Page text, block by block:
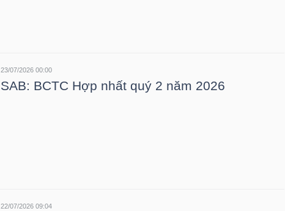
23/07/2026 00:00
SAB: BCTC Hợp nhất quý 2 năm 2026
22/07/2026 09:04